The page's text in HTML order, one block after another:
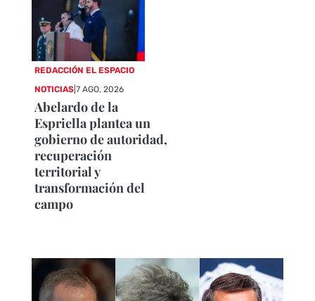
REDACCIÓN EL ESPACIO
NOTICIAS |7 AGO, 2026
Abelardo de la
Espriella plantea un
gobierno de autoridad,
recuperación
territorial y
transformación del
campo